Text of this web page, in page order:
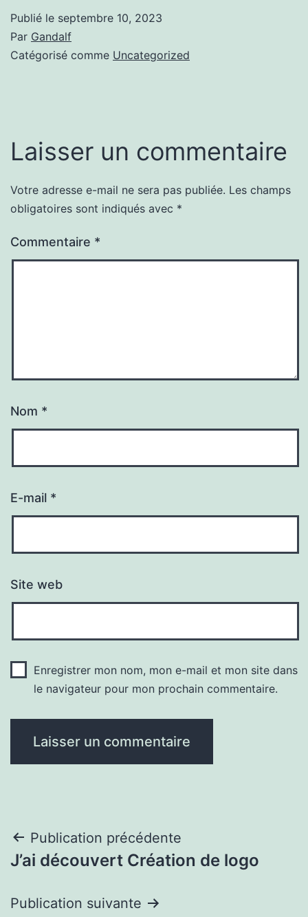
Publié le septembre 10, 2023
Par Gandalf
Catégorisé comme Uncategorized
Laisser un commentaire
Votre adresse e-mail ne sera pas publiée. Les champs
obligatoires sont indiqués avec *
Commentaire *
Nom *
E-mail *
Site web
Enregistrer mon nom, mon e-mail et mon site dans
le navigateur pour mon prochain commentaire.
Navigation
de
l’article
Publication précédente
J’ai découvert Création de logo
Publication suivante